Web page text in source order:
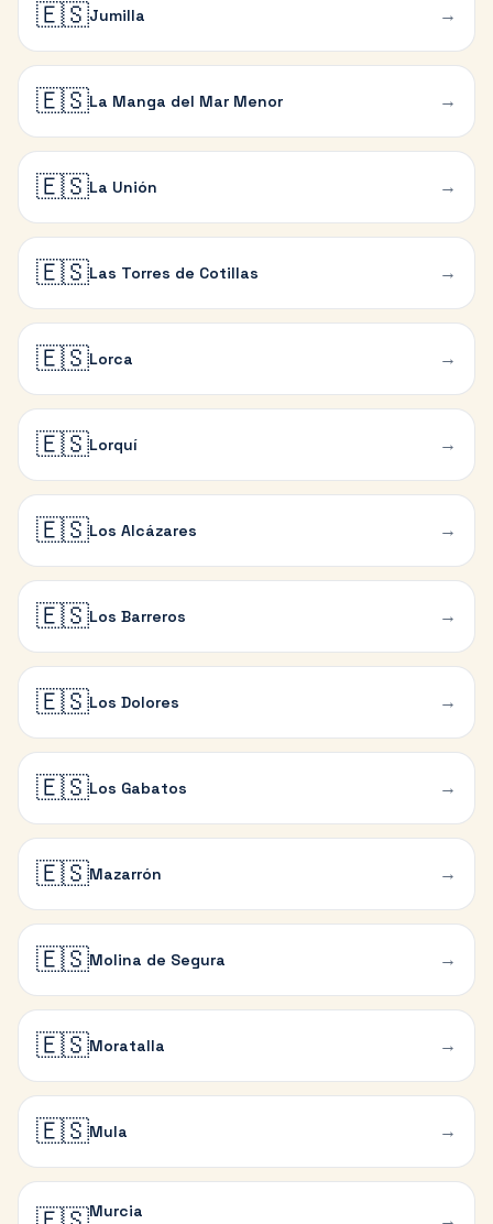
🇪🇸Jumilla →
🇪🇸La Manga del Mar Menor →
🇪🇸La Unión →
🇪🇸Las Torres de Cotillas →
🇪🇸Lorca →
🇪🇸Lorquí →
🇪🇸Los Alcázares →
🇪🇸Los Barreros →
🇪🇸Los Dolores →
🇪🇸Los Gabatos →
🇪🇸Mazarrón →
🇪🇸Molina de Segura →
🇪🇸Moratalla →
🇪🇸Mula →
Murcia